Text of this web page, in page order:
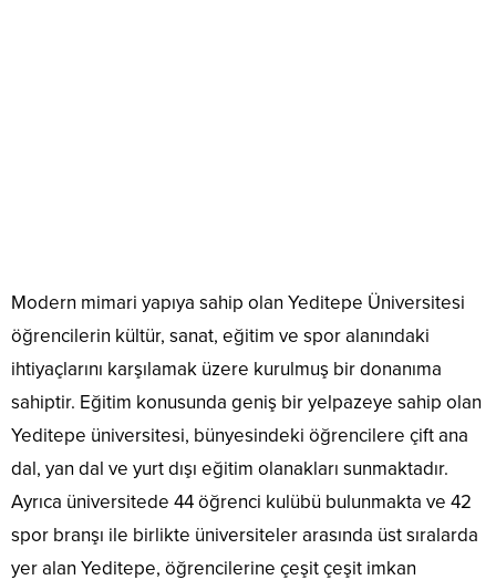
Modern mimari yapıya sahip olan Yeditepe Üniversitesi
öğrencilerin kültür, sanat, eğitim ve spor alanındaki
ihtiyaçlarını karşılamak üzere kurulmuş bir donanıma
sahiptir. Eğitim konusunda geniş bir yelpazeye sahip olan
Yeditepe üniversitesi, bünyesindeki öğrencilere çift ana
dal, yan dal ve yurt dışı eğitim olanakları sunmaktadır.
Ayrıca üniversitede 44 öğrenci kulübü bulunmakta ve 42
spor branşı ile birlikte üniversiteler arasında üst sıralarda
yer alan Yeditepe, öğrencilerine çeşit çeşit imkan